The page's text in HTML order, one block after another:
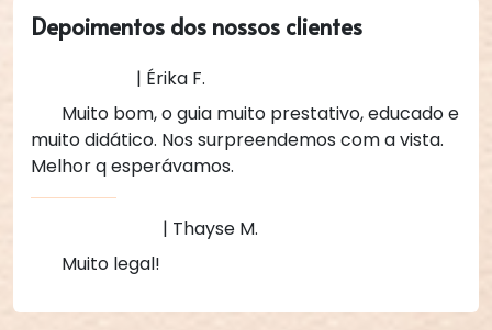
Depoimentos dos nossos clientes
| Érika F.
Muito bom, o guia muito prestativo, educado e
muito didático. Nos surpreendemos com a vista.
Melhor q esperávamos.
| Thayse M.
Muito legal!